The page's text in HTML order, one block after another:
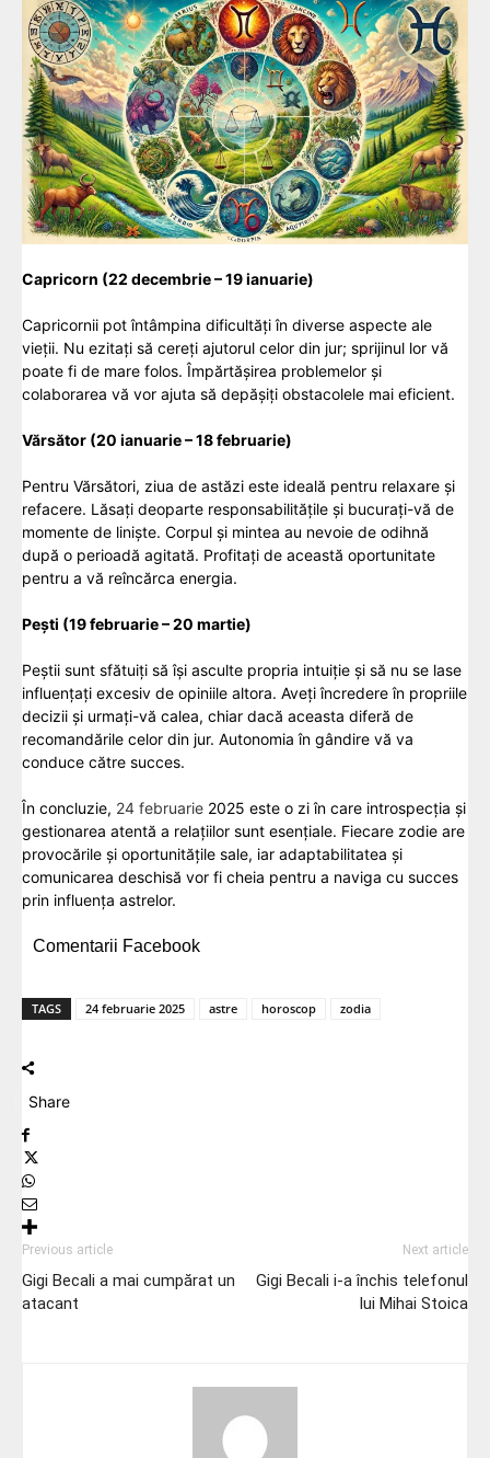
Capricorn (22 decembrie – 19 ianuarie)
Capricornii pot întâmpina dificultăți în diverse aspecte ale
vieții. Nu ezitați să cereți ajutorul celor din jur; sprijinul lor vă
poate fi de mare folos. Împărtășirea problemelor și
colaborarea vă vor ajuta să depășiți obstacolele mai eficient.
Vărsător (20 ianuarie – 18 februarie)
Pentru Vărsători, ziua de astăzi este ideală pentru relaxare și
refacere. Lăsați deoparte responsabilitățile și bucurați-vă de
momente de liniște. Corpul și mintea au nevoie de odihnă
după o perioadă agitată. Profitați de această oportunitate
pentru a vă reîncărca energia.
Pești (19 februarie – 20 martie)
Peștii sunt sfătuiți să își asculte propria intuiție și să nu se lase
influențați excesiv de opiniile altora. Aveți încredere în propriile
decizii și urmați-vă calea, chiar dacă aceasta diferă de
recomandările celor din jur. Autonomia în gândire vă va
conduce către succes.
În concluzie, 24 februarie 2025 este o zi în care introspecția și
gestionarea atentă a relațiilor sunt esențiale. Fiecare zodie are
provocările și oportunitățile sale, iar adaptabilitatea și
comunicarea deschisă vor fi cheia pentru a naviga cu succes
prin influența astrelor.
Comentarii Facebook
TAGS 24 februarie 2025 astre horoscop zodia
Share
Previous article
Gigi Becali a mai cumpărat un
atacant
Next article
Gigi Becali i-a închis telefonul
lui Mihai Stoica